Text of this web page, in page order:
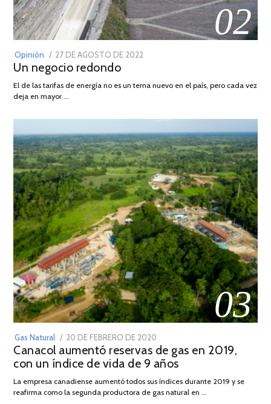
02
Opinión
POSTED
ON
27 DE AGOSTO DE 2022
DE
Un negocio redondo
El de las tarifas de energía no es un tema nuevo en el país, pero cada vez
deja en mayor …
03
Gas Natural
POSTED
ON
20 DE FEBRERO DE 2020
DE
JULIO
2025
Canacol aumentó reservas de gas en 2019,
con un índice de vida de 9 años
La empresa canadiense aumentó todos sus índices durante 2019 y se
reafirma como la segunda productora de gas natural en …